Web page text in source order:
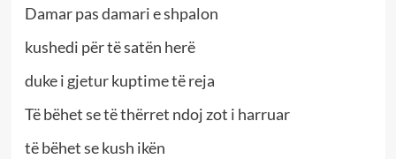
Damar pas damari e shpalon
kushedi për të satën herë
duke i gjetur kuptime të reja
Të bëhet se të thërret ndoj zot i harruar
të bëhet se kush ikën